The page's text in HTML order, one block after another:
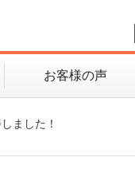
お客様の声
ました！